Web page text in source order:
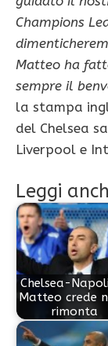
Champions
Matteo ha
sempre il
la stampa
del Chelsea
Liverpool e
Leggi
Chelsea-
Matteo crede
rimonta